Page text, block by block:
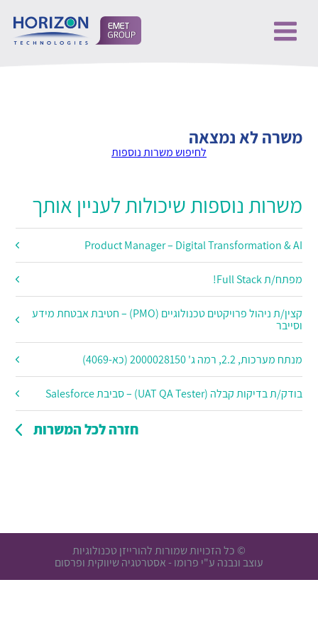
משרה לא נמצאה
לחיפוש משרות נוספות
משרות נוספות שיכולות לעניין אותך
Product Manager – Digital Transformation & AI
מפתח/ת Full Stack!
קצין/ת ניהול פרויקטים טכנולוגיים (PMO) – חטיבת אבטחת מידע
וסייבר
מנתח מערכות, 2.2, רמה ג' 2000028150 (כא-4069)
בודק/ת בדיקות קבלה (UAT QA Tester) – סביבת Salesforce
חזרה לכל המשרות
© כל הזכויות שמורות להורייזן טכנולוגיות
עוצב ונבנה ע"י פרומו -אסטרטגיה שיווקית ופרסום